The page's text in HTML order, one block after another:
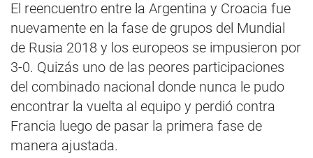
El reencuentro entre la Argentina y Croacia fue
nuevamente en la fase de grupos del Mundial
de Rusia 2018 y los europeos se impusieron por
3-0. Quizás uno de las peores participaciones
del combinado nacional donde nunca le pudo
encontrar la vuelta al equipo y perdió contra
Francia luego de pasar la primera fase de
manera ajustada.